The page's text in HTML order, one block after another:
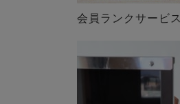
会員ランクサービス